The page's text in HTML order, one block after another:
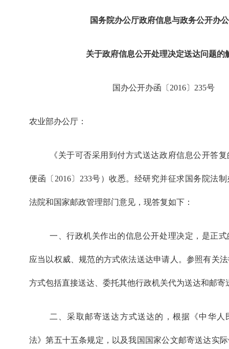
国务院办公厅政府信息与政务公开办
关于政府信息公开处理决定送达问题的
国办公开办函〔2016〕235号
农业部办公厅：
《关于可否采用到付方式送达政府信息公开答
便函〔2016〕233号）收悉。经研究并征求国务院法
法院和国家邮政管理部门意见，现答复如下：
一、行政机关作出的信息公开处理决定，是正
应当以权威、规范的方式依法送达申请人。参照有关
方式包括直接送达、委托其他行政机关代为送达和邮寄
二、采取邮寄送达方式送达的，根据《中华人
法》第五十五条规定，以及我国国家公文邮寄送达实